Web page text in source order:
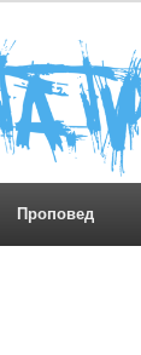
Проповед